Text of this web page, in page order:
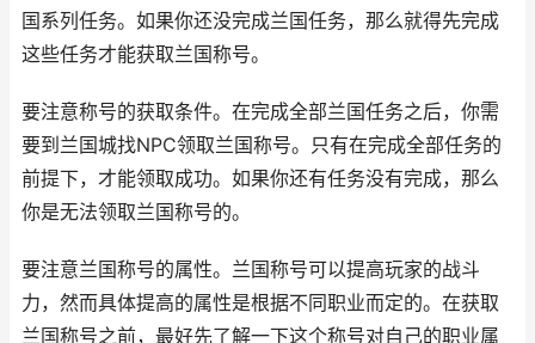
国系列任务。如果你还没完成兰国任务，那么就得先完成
这些任务才能获取兰国称号。
要注意称号的获取条件。在完成全部兰国任务之后，你需
要到兰国城找NPC领取兰国称号。只有在完成全部任务的
前提下，才能领取成功。如果你还有任务没有完成，那么
你是无法领取兰国称号的。
要注意兰国称号的属性。兰国称号可以提高玩家的战斗
力，然而具体提高的属性是根据不同职业而定的。在获取
兰国称号之前，最好先了解一下这个称号对自己的职业属